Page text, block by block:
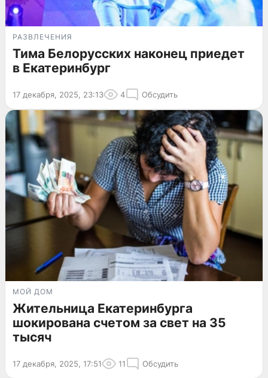
РАЗВЛЕЧЕНИЯ
Тима Белорусских наконец приедет
в Екатеринбург
17 декабря, 2025, 23:13 4 Обсудить
МОЙ ДОМ
Жительница Екатеринбурга
шокирована счетом за свет на 35
тысяч
17 декабря, 2025, 17:51 11 Обсудить